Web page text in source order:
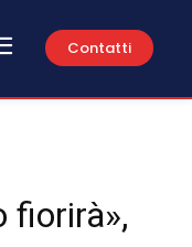
Contatti
fiorirà»,